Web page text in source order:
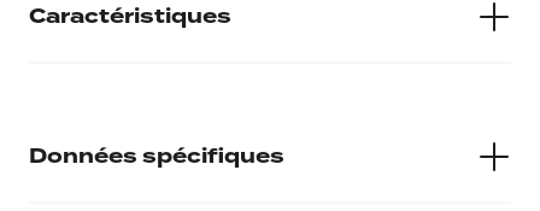
Caractéristiques
Données spécifiques